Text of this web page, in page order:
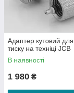
та
прямою
знижки
Адаптер кутовий
тиску на техніці JCB
В наявності
1 980 ₴